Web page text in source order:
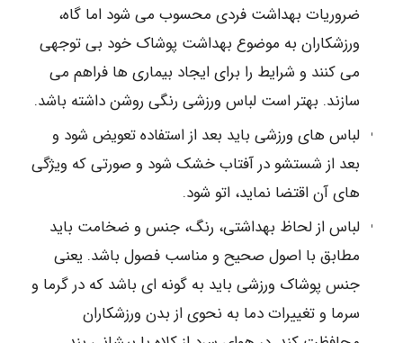
ضروریات بهداشت فردی محسوب می شود اما گاه،
ورزشکاران به موضوع بهداشت پوشاک خود بی توجهی
می کنند و شرایط را برای ایجاد بیماری ها فراهم می
سازند. بهتر است لباس ورزشی رنگی روشن داشته باشد.
لباس های ورزشی باید بعد از استفاده تعویض شود و
بعد از شستشو در آفتاب خشک شود و صورتی که ویژگی
های آن اقتضا نماید، اتو شود.
لباس از لحاظ بهداشتی، رنگ، جنس و ضخامت باید
مطابق با اصول صحیح و مناسب فصول باشد. یعنی
جنس پوشاک ورزشی باید به گونه ای باشد که در گرما و
سرما و تغییرات دما به نحوی از بدن ورزشکاران